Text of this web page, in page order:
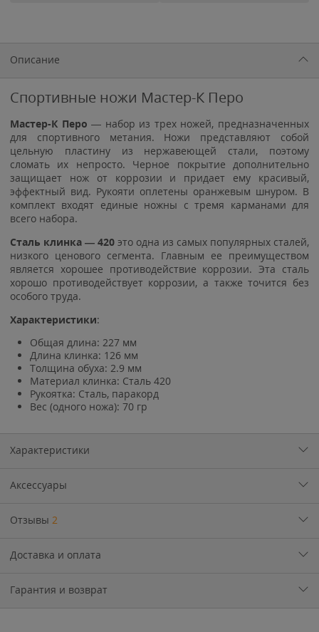
Описание
Спортивные ножи Мастер-К Перо
Мастер-К Перо — набор из трех ножей, предназначенных
для спортивного метания. Ножи представляют собой
цельную пластину из нержавеющей стали, поэтому
сломать их непросто. Черное покрытие дополнительно
защищает нож от коррозии и придает ему красивый,
эффектный вид. Рукояти оплетены оранжевым шнуром. В
комплект входят единые ножны с тремя карманами для
всего набора.
Сталь клинка — 420 это одна из самых популярных сталей,
низкого ценового сегмента. Главным ее преимуществом
является хорошее противодействие коррозии. Эта сталь
хорошо противодействует коррозии, а также точится без
особого труда.
Характеристики:
Общая длина: 227 мм
Длина клинка: 126 мм
Толщина обуха: 2.9 мм
Материал клинка: Сталь 420
Рукоятка: Сталь, паракорд
Вес (одного ножа): 70 гр
Характеристики
Аксессуары
Отзывы 2
Доставка и оплата
Гарантия и возврат